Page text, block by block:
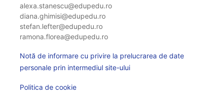
alexa.stanescu@edupedu.ro
diana.ghimisi@edupedu.ro
stefan.lefter@edupedu.ro
ramona.florea@edupedu.ro
Notă de informare cu privire la prelucrarea de date
personale prin intermediul site-ului
Politica de cookie